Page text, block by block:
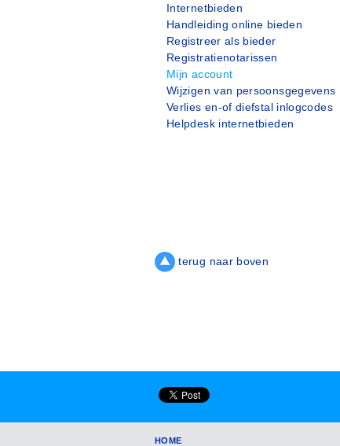
Internetbieden
Handleiding online bieden
Registreer als bieder
Registratienotarissen
Mijn account
Wijzigen van persoonsgegevens
Verlies en-of diefstal inlogcodes
Helpdesk internetbieden
terug naar boven
HOME